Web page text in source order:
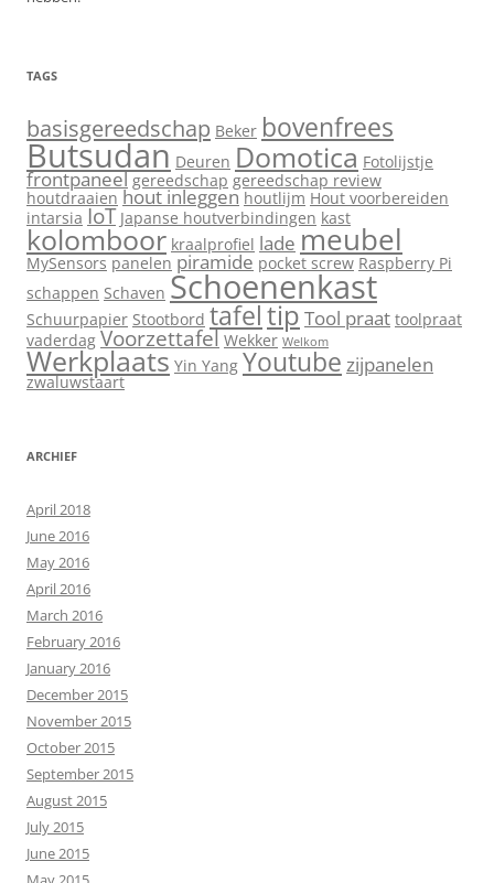
TAGS
basisgereedschap Beker bovenfrees
Butsudan Deuren Domotica Fotolijstje
frontpaneel gereedschap gereedschap review
houtdraaien hout inleggen houtlijm Hout voorbereiden
intarsia IoT Japanse houtverbindingen kast
kolomboor kraalprofiel lade meubel
MySensors panelen piramide pocket screw Raspberry Pi
schappen Schaven Schoenenkast
Schuurpapier Stootbord tafeltipTool praat toolpraat
vaderdag Voorzettafel Wekker Welkom
Werkplaats Yin Yang Youtube zijpanelen
zwaluwstaart
ARCHIEF
April 2018
June 2016
May 2016
April 2016
March 2016
February 2016
January 2016
December 2015
November 2015
October 2015
September 2015
August 2015
July 2015
June 2015